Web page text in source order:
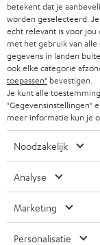
Une solution
betekent dat je
worden geselecteerd.
echt relevant is voor jou
met het gebruik van
gegevens in landen
ook elke categorie
toepassen" bevestigen.
Je kunt alle
"Gegevensinstellingen"
meer informatie kun je
Noodzakelijk
Analyse
Marketing
Personalisatie